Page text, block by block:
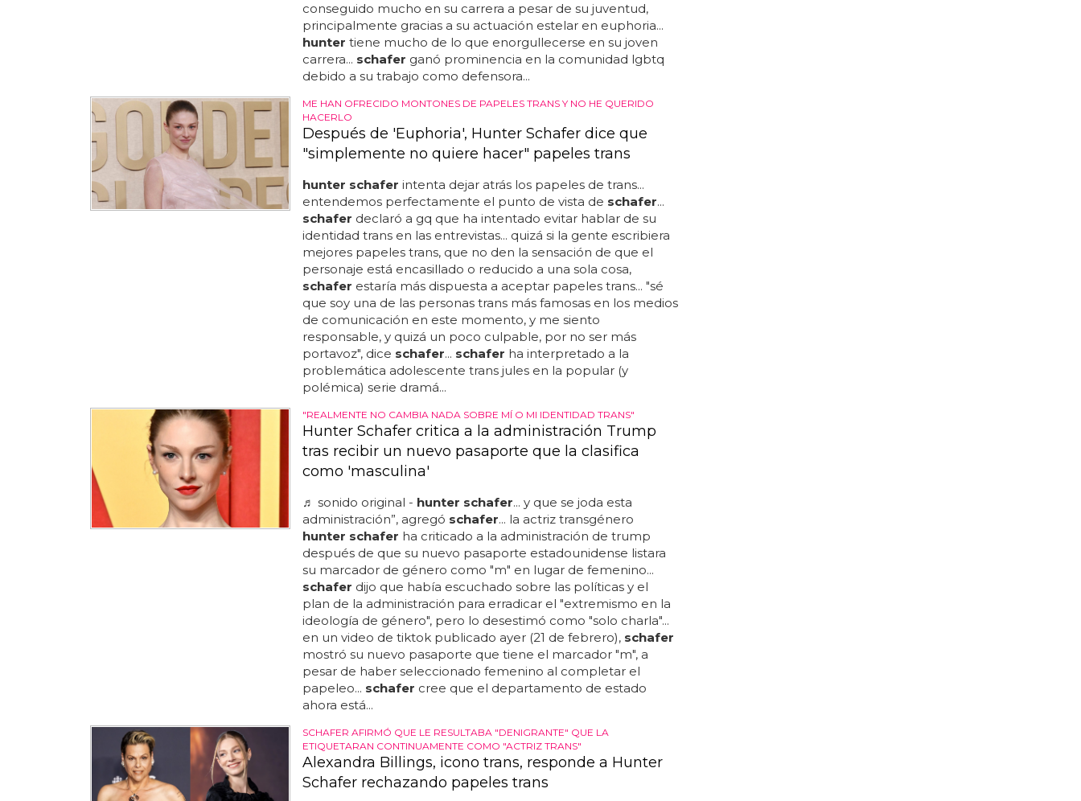
conseguido mucho en su carrera a pesar de su juventud,
principalmente gracias a su actuación estelar en euphoria...
hunter tiene mucho de lo que enorgullecerse en su joven
carrera... schafer ganó prominencia en la comunidad lgbtq
debido a su trabajo como defensora...
ME HAN OFRECIDO MONTONES DE PAPELES TRANS Y NO HE QUERIDO
HACERLO
Después de 'Euphoria', Hunter Schafer dice que
"simplemente no quiere hacer" papeles trans
hunter schafer intenta dejar atrás los papeles de trans...
entendemos perfectamente el punto de vista de schafer...
schafer declaró a gq que ha intentado evitar hablar de su
identidad trans en las entrevistas... quizá si la gente escribiera
mejores papeles trans, que no den la sensación de que el
personaje está encasillado o reducido a una sola cosa,
schafer estaría más dispuesta a aceptar papeles trans... "sé
que soy una de las personas trans más famosas en los medios
de comunicación en este momento, y me siento
responsable, y quizá un poco culpable, por no ser más
portavoz", dice schafer... schafer ha interpretado a la
problemática adolescente trans jules en la popular (y
polémica) serie dramá...
"REALMENTE NO CAMBIA NADA SOBRE MÍ O MI IDENTIDAD TRANS"
Hunter Schafer critica a la administración Trump
tras recibir un nuevo pasaporte que la clasifica
como 'masculina'
♬ sonido original - hunter schafer... y que se joda esta
administración”, agregó schafer... la actriz transgénero
hunter schafer ha criticado a la administración de trump
después de que su nuevo pasaporte estadounidense listara
su marcador de género como "m" en lugar de femenino...
schafer dijo que había escuchado sobre las políticas y el
plan de la administración para erradicar el "extremismo en la
ideología de género", pero lo desestimó como "solo charla"...
en un video de tiktok publicado ayer (21 de febrero), schafer
mostró su nuevo pasaporte que tiene el marcador "m", a
pesar de haber seleccionado femenino al completar el
papeleo... schafer cree que el departamento de estado
ahora está...
SCHAFER AFIRMÓ QUE LE RESULTABA "DENIGRANTE" QUE LA
ETIQUETARAN CONTINUAMENTE COMO "ACTRIZ TRANS"
Alexandra Billings, icono trans, responde a Hunter
Schafer rechazando papeles trans